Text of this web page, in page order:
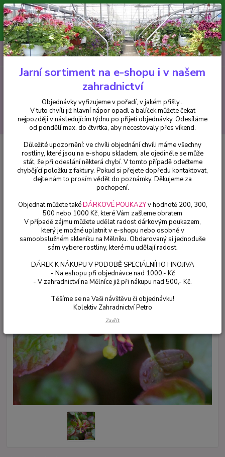
Minimální hodnota pro odeslání z e-shopu je 300 Kč.
V tuto chvíli již hlavní nápor objednávek opadl a balíček můžete čekat
nejpozději v následujícím týdnu po přijetí objednávky. Objednávky
vyřizujeme v pořadí, v jakém přišly...
CZK
Hledat
+420 602 223 614 0ks
za0 Kč
Fuchsie Straat Magelhaen Fuchsie (Fuchsie) - cena na prodejně
Straat Magelhaen Fuchsie
(Fuchsie) - cena na prodejně
Jarní sortiment na e-shopu i v našem
zahradnictví
Objednávky vyřizujeme v pořadí, v jakém přišly...
V tuto chvíli již hlavní nápor opadl a balíček můžete čekat
nejpozději v následujícím týdnu po přijetí objednávky. Odesíláme
od pondělí max. do čtvrtka, aby necestovaly přes víkend.
Důležité upozornění: ve chvíli objednání chvíli máme všechny
rostliny, které jsou na e-shopu skladem, ale ojediněle se může
stát, že při odeslání některá chybí. V tomto případě odečteme
chybějící položku z faktury. Pokud si přejete dopředu kontaktovat,
dejte nám to prosím vědět do poznámky. Děkujeme za
pochopení.
Objednat můžete takéDÁRKOVÉ POUKAZYv hodnotě 200, 300,
500 nebo 1000 Kč, které Vám zašleme obratem
V případě zájmu můžete udělat radost dárkovým poukazem,
který je možné uplatnit v e-shopu nebo osobně v
samoobslužném skleníku na Mělníku. Obdarovaný si jednoduše
sám vybere rostliny, které mu udělají radost.
DÁREK K NÁKUPU V PODOBĚ SPECIÁLNÍHO HNOJIVA
- Na eshopu při objednávce nad 1000,- Kč
- V zahradnictví na Mělníce již při nákupu nad 500,- Kč.
Těšíme se na Vaši návštěvu či objednávku!
Kolektiv Zahradnictví Petro
Zavřít